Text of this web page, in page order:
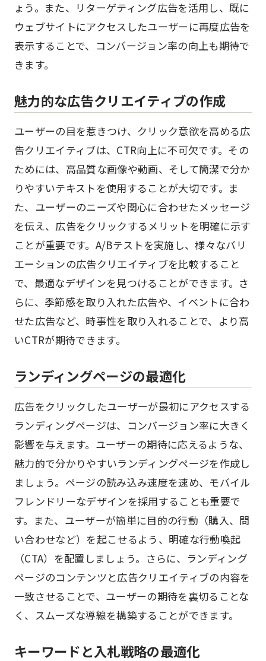
ょう。また、リターゲティング広告を活用し、既に
ウェブサイトにアクセスしたユーザーに再度広告を
表示することで、コンバージョン率の向上も期待で
きます。
魅力的な広告クリエイティブの作成
ユーザーの目を惹きつけ、クリック意欲を高める広
告クリエイティブは、CTR向上に不可欠です。その
ためには、高品質な画像や動画、そして簡潔で分か
りやすいテキストを使用することが大切です。ま
た、ユーザーのニーズや関心に合わせたメッセージ
を伝え、広告をクリックするメリットを明確に示す
ことが重要です。A/Bテストを実施し、様々なバリ
エーションの広告クリエイティブを比較すること
で、最適なデザインを見つけることができます。さ
らに、季節感を取り入れた広告や、イベントに合わ
せた広告など、時事性を取り入れることで、より高
いCTRが期待できます。
ランディングページの最適化
広告をクリックしたユーザーが最初にアクセスする
ランディングページは、コンバージョン率に大きく
影響を与えます。ユーザーの期待に応えるような、
魅力的で分かりやすいランディングページを作成し
ましょう。ページの読み込み速度を速め、モバイル
フレンドリーなデザインを採用することも重要で
す。また、ユーザーが簡単に目的の行動（購入、問
い合わせなど）を起こせるよう、明確な行動喚起
（CTA）を配置しましょう。さらに、ランディング
ページのコンテンツと広告クリエイティブの内容を
一致させることで、ユーザーの期待を裏切ることな
く、スムーズな導線を構築することができます。
キーワードと入札戦略の最適化